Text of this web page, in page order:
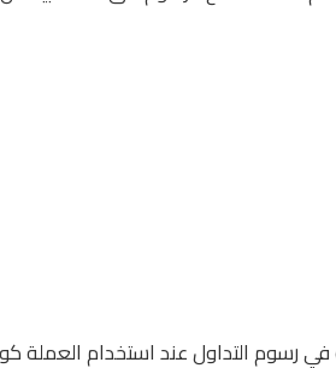
في رسوم التداول عند استخدام